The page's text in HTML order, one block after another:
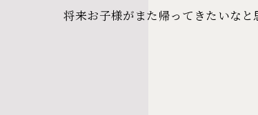
将来お子様がまた帰ってきたいなと